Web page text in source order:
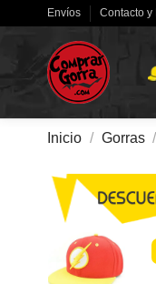
Envíos Contacto y
Inicio Gorras